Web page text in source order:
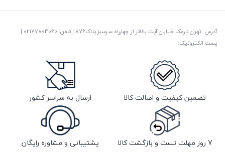
آدرس: تهران نارمک خیابان آیت بالاتر از چهارراه سرسبز پلاک876 | تلفن: ‎02177804060 |
پست الکترونیک:
تضمین کیفیت و اصالت کالا ارسال به سراسر کشور
7 روز مهلت تست و بازگشت کالا پشتیبانی و مشاوره رایگان